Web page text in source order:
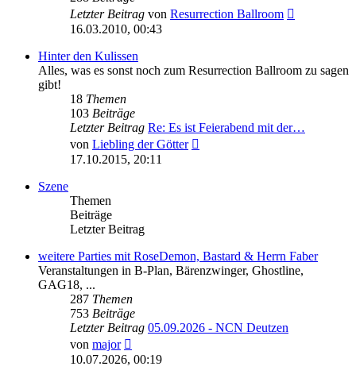
Letzter Beitrag von Resurrection Ballroom
16.03.2010, 00:43
Hinter den Kulissen
Alles, was es sonst noch zum Resurrection Ballroom zu sagen
gibt!
18 Themen
103 Beiträge
Letzter Beitrag Re: Es ist Feierabend mit der…
von Liebling der Götter
17.10.2015, 20:11
Szene
Themen
Beiträge
Letzter Beitrag
weitere Parties mit RoseDemon, Bastard & Herrn Faber
Veranstaltungen in B-Plan, Bärenzwinger, Ghostline,
GAG18, ...
287 Themen
753 Beiträge
Letzter Beitrag 05.09.2026 - NCN Deutzen
von major
Beitrag
10.07.2026, 00:19